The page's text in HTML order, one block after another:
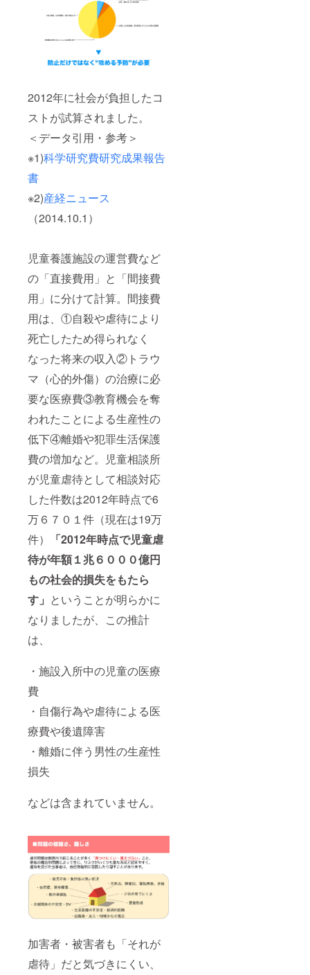
2012年に社会が負担したコ
ストが試算されました。
＜データ引用・参考＞
※1)科学研究費研究成果報告
書
※2)産経ニュース
（2014.10.1）
児童養護施設の運営費など
の「直接費用」と「間接費
用」に分けて計算。間接費
用は、①自殺や虐待により
死亡したため得られなく
なった将来の収入②トラウ
マ（心的外傷）の治療に必
要な医療費③教育機会を奪
われたことによる生産性の
低下④離婚や犯罪生活保護
費の増加など。児童相談所
が児童虐待として相談対応
した件数は2012年時点で6
万６７０１件（現在は19万
件）
「2012年時点で児童虐
待が年額１兆６０００億円
もの社会的損失をもたら
す」 ということが明らかに
なりましたが、この推計
は、
・施設入所中の児童の医療
費
・自傷行為や虐待による医
療費や後遺障害
・離婚に伴う男性の生産性
損失
などは含まれていません。
加害者・被害者も「それが
虐待」だと気づきにくい、